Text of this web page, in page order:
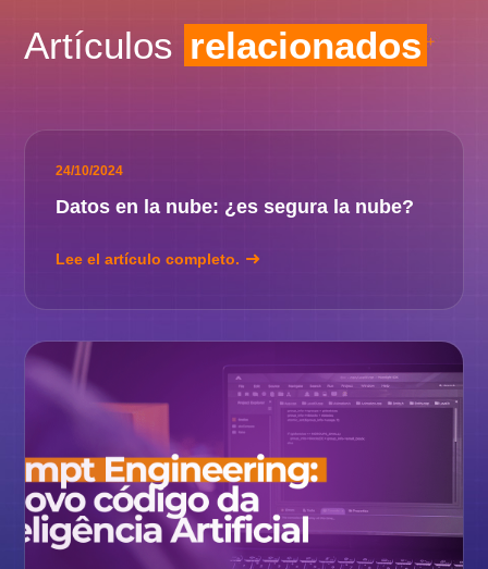
Artículos relacionados
24/10/2024
Datos en la nube: ¿es segura la nube?
Lee el artículo completo.